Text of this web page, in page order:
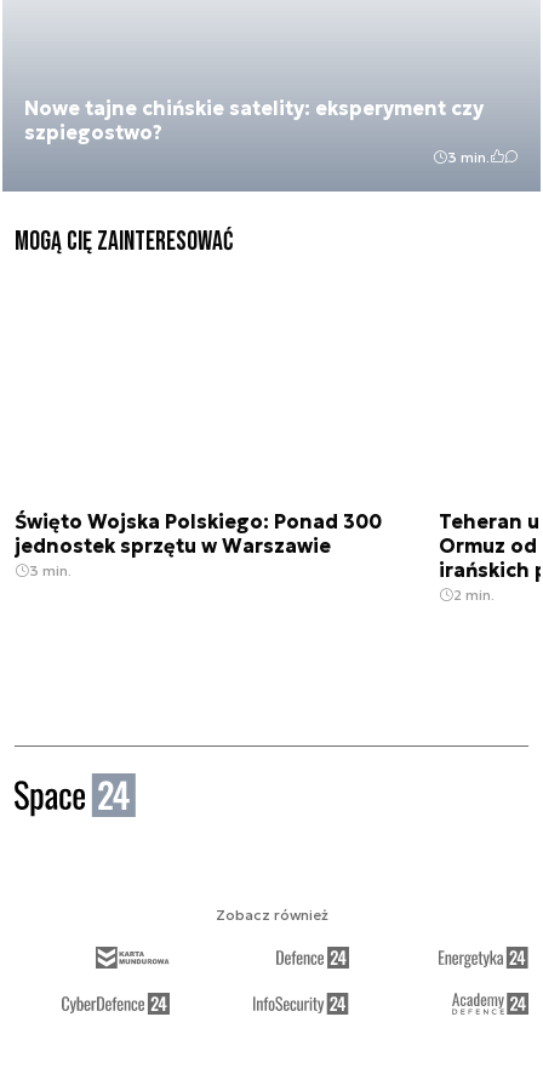
Nowe tajne chińskie satelity: eksperyment czy
szpiegostwo?
3 min.
Mogą Cię zainteresować
Święto Wojska Polskiego: Ponad 300
jednostek sprzętu w Warszawie
3 min.
Teheran
Ormuz
irańskich
2 min.
Zobacz również